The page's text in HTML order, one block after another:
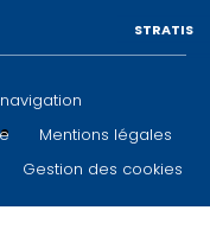
Mentions légales
Gestion des cookies
STRATIS